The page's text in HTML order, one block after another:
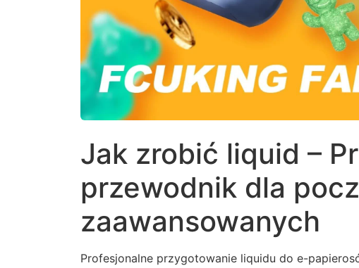
Jak zrobić liquid –
przewodnik dla
zaawansowanych
Profesjonalne przygotowanie liquidu do e-